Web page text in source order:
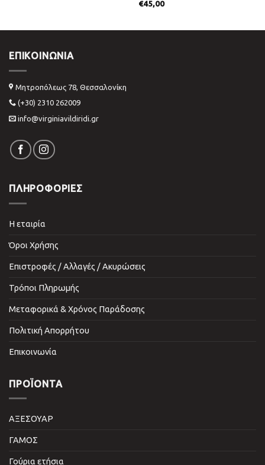
€45,00
ΕΠΙΚΟΙΝΩΝΊΑ
Μητροπόλεως 78, Θεσσαλονίκη
(+30) 2310 262009
info@virginiavildiridi.gr
ΠΛΗΡΟΦΟΡΙΕΣ
Η εταιρία
Όροι Χρήσης
Επιστροφές / Αλλαγές / Ακυρώσεις
Τρόποι Πληρωμής
Μεταφορικά & Χρόνος Παράδοσης
Πολιτική Απορρήτου
Επικοινωνία
ΠΡΟΪΌΝΤΑ
ΑΞΕΣΟΥΑΡ
ΓΑΜΟΣ
Γούρια ετήσια